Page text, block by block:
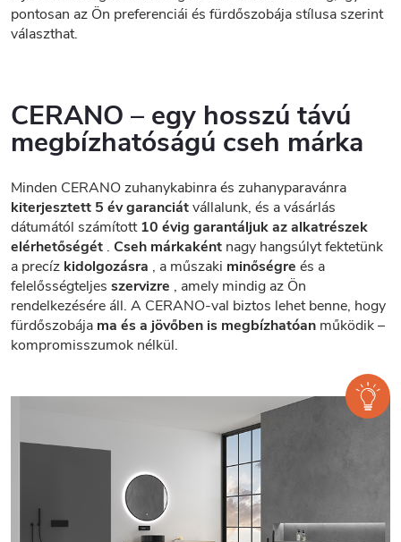
pontosan az Ön preferenciái és fürdőszobája stílusa szerint
választhat.
CERANO – egy hosszú távú
megbízhatóságú cseh márka
Minden CERANO zuhanykabinra és zuhanyparavánra
kiterjesztett 5 év garanciátvállalunk, és a vásárlás
dátumától számított10 évig garantáljuk az alkatrészek
elérhetőségét . Cseh márkaként nagy hangsúlyt fektetünk
a precíz kidolgozásra , a műszaki minőségre és a
felelősségteljes szervizre , amely mindig az Ön
rendelkezésére áll. A CERANO-val biztos lehet benne, hogy
fürdőszobája ma és a jövőben is megbízhatóan működik –
kompromisszumok nélkül.